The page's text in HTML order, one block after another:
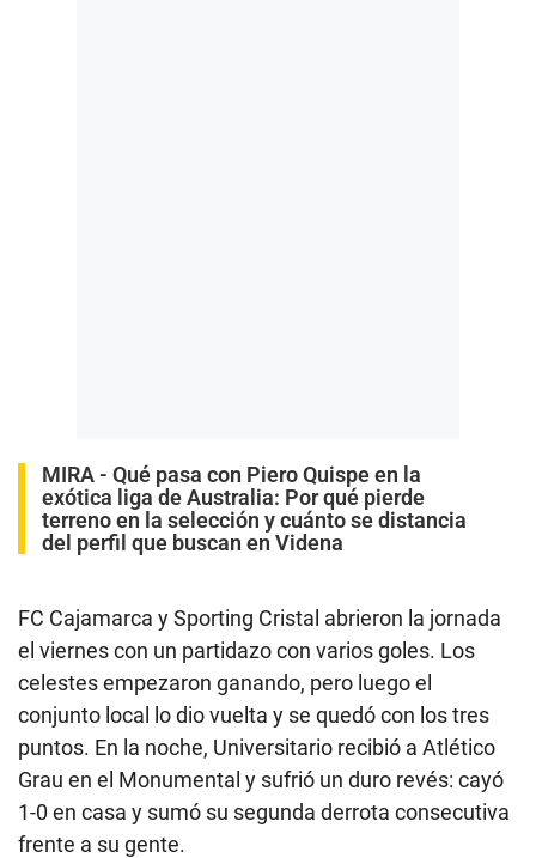
MIRA - Qué pasa con Piero Quispe en la
exótica liga de Australia: Por qué pierde
terreno en la selección y cuánto se distancia
del perfil que buscan en Videna
FC Cajamarca y Sporting Cristal abrieron la jornada
el viernes con un partidazo con varios goles. Los
celestes empezaron ganando, pero luego el
conjunto local lo dio vuelta y se quedó con los tres
puntos. En la noche, Universitario recibió a Atlético
Grau en el Monumental y sufrió un duro revés: cayó
1-0 en casa y sumó su segunda derrota consecutiva
frente a su gente.